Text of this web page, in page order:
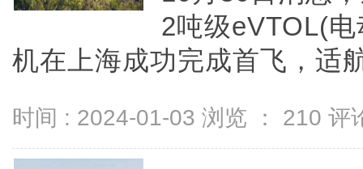
2吨级eVTOL(
机在上海成功完成首飞，适
时间 : 2024-01-03 浏览 ： 210 评